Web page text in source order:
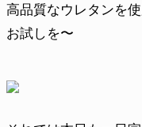
高品質なウレタンを
お試しを〜